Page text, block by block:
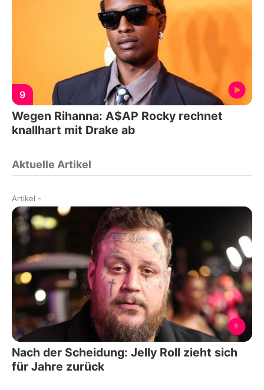
9
Wegen Rihanna: A$AP Rocky rechnet
knallhart mit Drake ab
Aktuelle Artikel
Artikel -
Nach der Scheidung: Jelly Roll zieht sich
für Jahre zurück